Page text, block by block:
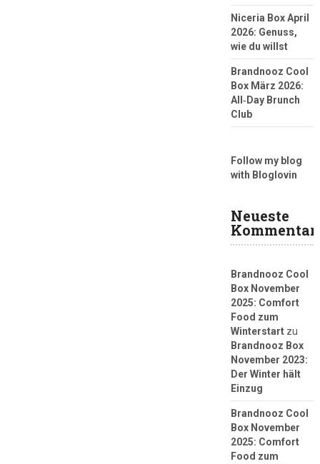
Niceria Box April
2026: Genuss,
wie du willst
Brandnooz Cool
Box März 2026:
All‑Day Brunch
Club
Follow my blog
with Bloglovin
Neueste
Brandnooz Cool
Box November
2025: Comfort
Food zum
Winterstartzu
Brandnooz Box
November 2023:
Der Winter hält
Einzug
Brandnooz Cool
Box November
2025: Comfort
Food zum